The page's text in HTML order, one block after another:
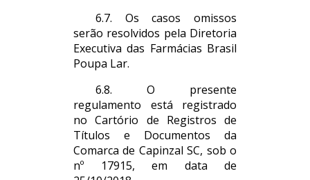
6.7. Os casos omissos
serão resolvidos pela Diretoria
Executiva das Farmácias Brasil
Poupa Lar.
6.8. O presente
regulamento está registrado
no Cartório de Registros de
Títulos e Documentos da
Comarca de Capinzal SC, sob o
nº 17915, em data de